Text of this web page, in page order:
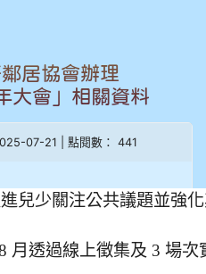
居協會辦理
大會」相關資料
07-21 | 點閱數： 441
兒少關注公共議題並強
月透過線上徵集及 3 場